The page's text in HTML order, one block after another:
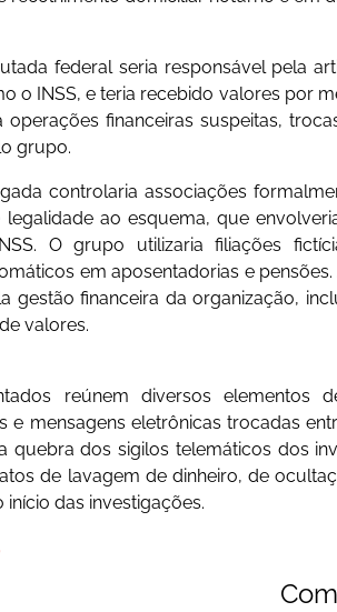
federal seria responsável pela
o INSS, e teria recebido valores por
financeiras suspeitas,
grupo.
controlaria associações
ao esquema, que
O grupo utilizaria filiações
em aposentadorias e
gestão financeira da organização,
valores.
reúnem diversos elementos
e mensagens eletrônicas trocadas
quebra dos sigilos telemáticos dos
de lavagem de dinheiro, de
das investigações.